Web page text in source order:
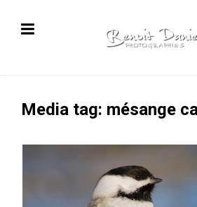
Media tag: mésange